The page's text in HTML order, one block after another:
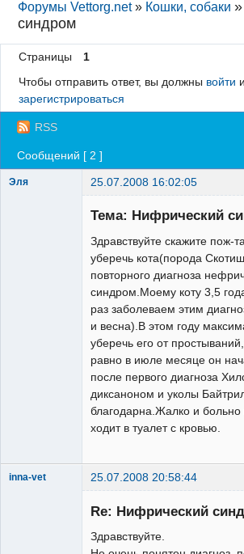
Поиск
Регистрация
Вход
Форумы Vettorg.net » Кошки, собаки »
синдром
Страницы
1
Чтобы отправить ответ, вы должны войти
зарегистрироваться
RSS
Сообщений [ 2 ]
Эля 25.07.2008 16:02:05
Зарегистрированный
Тема: Нифрический
Здравствуйте скажите пож-
уберечь кота(порода
повторного диагноза
синдром.Моему коту 3,5
раз заболеваем этим
и весна).В этом году
уберечь его от
равно в июле месяце он
после первого диагноза
диксаноном и уколы
благодарна.Жалко и больно
ходит в туалет с кровью.
inna-vet 25.07.2008 20:58:44
Зарегистрированный
Re: Нифрический
Здравствуйте.